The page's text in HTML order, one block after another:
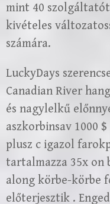
mint 40
kivételes
számára.
LuckyDays
Canadian River
és nagylelkű
aszkorbinsav 1000
plusz c igazol
tartalmazza 35x on
along körbe-körbe
előterjesztik .